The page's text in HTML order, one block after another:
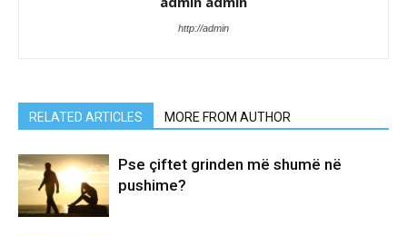
http://admin
RELATED ARTICLES MORE FROM AUTHOR
Pse çiftet grinden më shumë në
pushime?